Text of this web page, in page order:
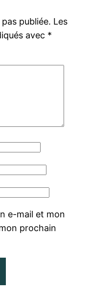
publiée. Les
avec *
e-mail et mon
prochain